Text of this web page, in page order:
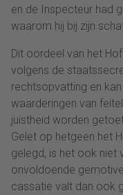
en de Inspecteur had
waarom hij bij zijn
Dit oordeel van het
volgens de
rechtsopvatting en
waarderingen van
juistheid worden
Gelet op hetgeen het
gelegd, is het ook niet
onvoldoende
cassatie valt dan ook